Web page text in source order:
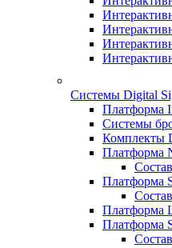
Системы Digital
Платформа
Системы
Комплекты
Платформа
Платформа
Платформа
Платформа